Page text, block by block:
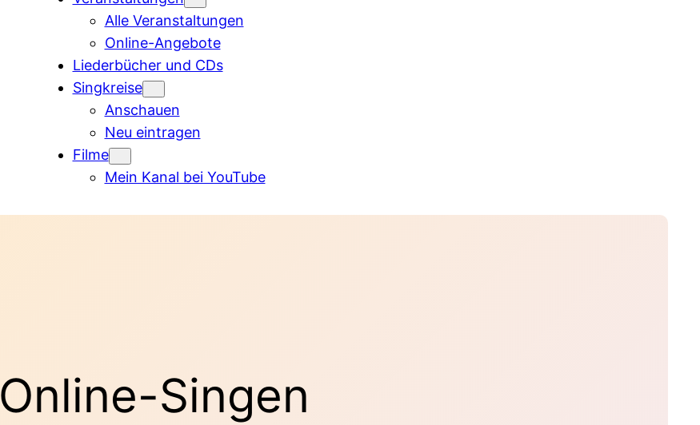
Alle Veranstaltungen
Online-Angebote
Liederbücher und CDs
Singkreise
Anschauen
Neu eintragen
Filme
Mein Kanal bei YouTube
Singen